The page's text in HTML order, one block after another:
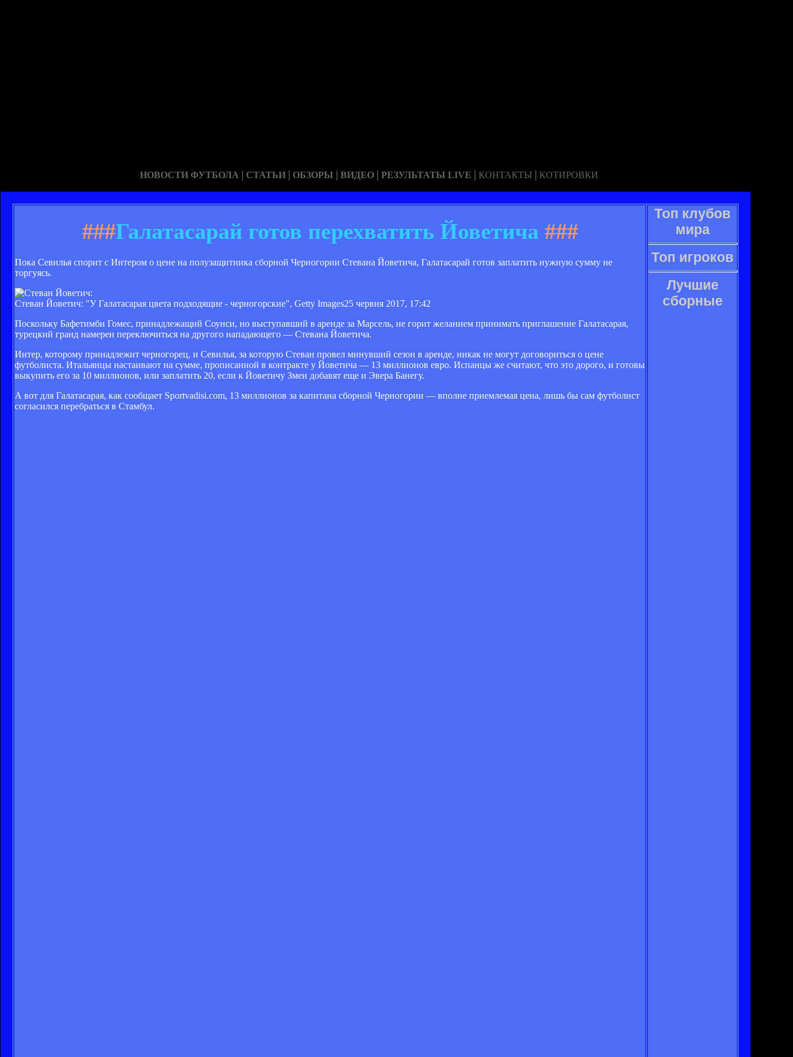
НОВОСТИ ФУТБОЛА | СТАТЬИ | ОБЗОРЫ | ВИДЕО | РЕЗУЛЬТАТЫ LIVE | КОНТАКТЫ | КОТИРОВКИ
###Галатасарай готов перехватить Йоветича###
Пока Севилья спорит с Интером о цене на полузащитника сборной Черногории Стевана Йоветича, Галатасарай готов заплатить нужную сумму не
торгуясь.
Стеван Йоветич: "У Галатасарая цвета подходящие - черногорские", Getty Images25 червня 2017, 17:42
Поскольку Бафетимби Гомес, принадлежащий Соунси, но выступавший в аренде за Марсель, не горит желанием принимать приглашение Галатасарая,
турецкий гранд намерен переключиться на другого нападающего — Стевана Йоветича.
Интер, которому принадлежит черногорец, и Севилья, за которую Стеван провел минувший сезон в аренде, никак не могут договориться о цене
футболиста. Итальянцы настаивают на сумме, прописанной в контракте у Йоветича — 13 миллионов евро. Испанцы же считают, что это дорого, и готовы
выкупить его за 10 миллионов, или заплатить 20, если к Йоветичу Змеи добавят еще и Эвера Банегу.
А вот для Галатасарая, как сообщает Sportvadisi.com, 13 миллионов за капитана сборной Черногории — вполне приемлемая цена, лишь бы сам футболист
согласился перебраться в Стамбул.
Топ клубов
мира
Топ игроков
Лучшие
сборные